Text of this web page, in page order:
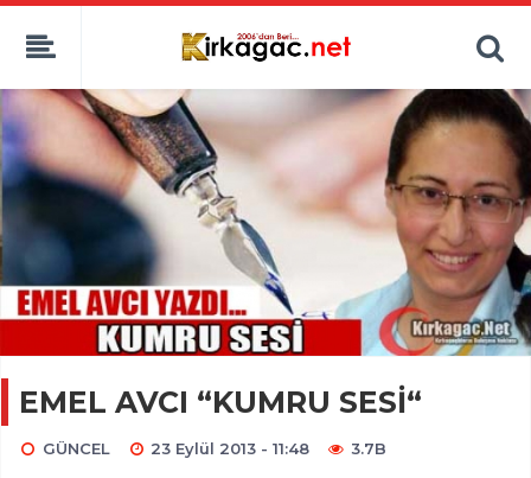
EMEL AVCI “KUMRU SESİ“
GÜNCEL 23 Eylül 2013 - 11:48 3.7B